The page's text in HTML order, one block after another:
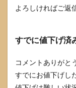
よろしければご返
すでに値下げ済
コメントありがと
すでにお値下げし